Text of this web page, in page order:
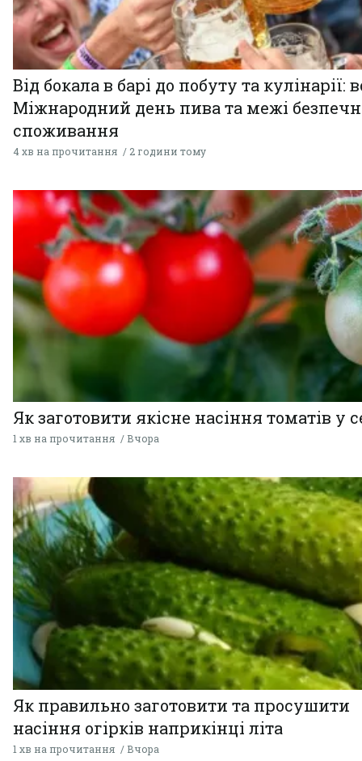
Від бокала в барі до побуту та кулінарії:
Міжнародний день пива та межі
споживання
4 хв на прочитання 2 години тому
Як заготовити якісне насіння томатів у
1 хв на прочитання Вчора
Як правильно заготовити та просушити
насіння огірків наприкінці літа
1 хв на прочитання Вчора